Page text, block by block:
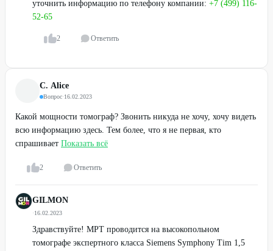
уточнить информацию по телефону компании: +7 (499) 116-
52-65
2 Ответить
С. Alice
Вопрос·16.02.2023
Какой мощности томограф? Звонить никуда не хочу, хочу видеть
всю информацию здесь. Тем более, что я не первая, кто
спрашивает Показать всё
2 Ответить
GILMON
·16.02.2023
Здравствуйте! МРТ проводится на высокопольном
томографе экспертного класса Siemens Symphony Tim 1,5